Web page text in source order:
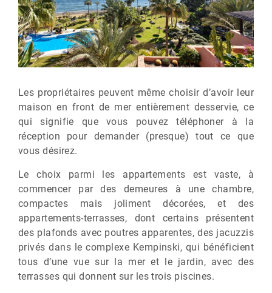
Les propriétaires peuvent même choisir d’avoir leur
maison en front de mer entièrement desservie, ce
qui signifie que vous pouvez téléphoner à la
réception pour demander (presque) tout ce que
vous désirez.
Le choix parmi les appartements est vaste, à
commencer par des demeures à une chambre,
compactes mais joliment décorées, et des
appartements-terrasses, dont certains présentent
des plafonds avec poutres apparentes, des jacuzzis
privés dans le complexe Kempinski, qui bénéficient
tous d’une vue sur la mer et le jardin, avec des
terrasses qui donnent sur les trois piscines.